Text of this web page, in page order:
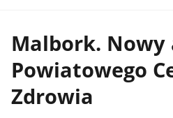
Malbork. Nowy
Powiatowego
Zdrowia